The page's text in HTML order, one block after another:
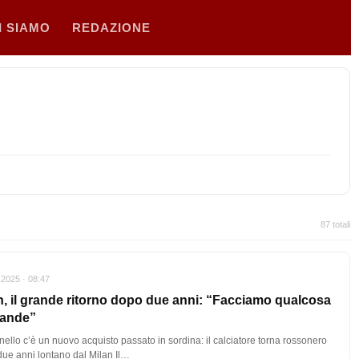
SIAMO REDAZIONE
87 totali
· 08:47
il grande ritorno dopo due anni: “Facciamo qualcosa
c’è un nuovo acquisto passato in sordina: il calciatore torna rossonero
anni lontano dal Milan Il…